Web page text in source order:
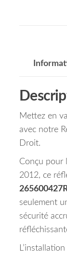
Mettez en
avec notre
Droit.
Conçu pour
2012, ce
seulement
sécurité